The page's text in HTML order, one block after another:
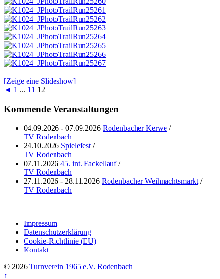
[Zeige eine Slideshow]
◄ 1 ... 11 12
Kommende Veranstaltungen
04.09.2026 - 07.09.2026 Rodenbacher Kerwe /
TV Rodenbach
24.10.2026 Spielefest /
TV Rodenbach
07.11.2026 45. int. Fackellauf/
TV Rodenbach
27.11.2026 - 28.11.2026 Rodenbacher Weihnachtsmarkt /
TV Rodenbach
Impressum
Datenschutzerklärung
Cookie-Richtlinie (EU)
Kontakt
© 2026 Turnverein 1965 e.V. Rodenbach
↑